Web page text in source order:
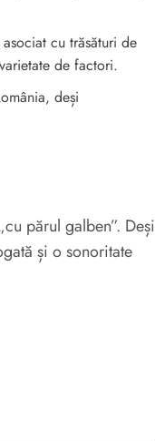
cu trăsături de
de factori.
deși
părul galben”. Deși
și o sonoritate